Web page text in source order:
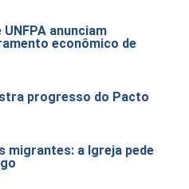
UNFPA anunciam
econômico de
progresso do Pacto
migrantes: a Igreja pede